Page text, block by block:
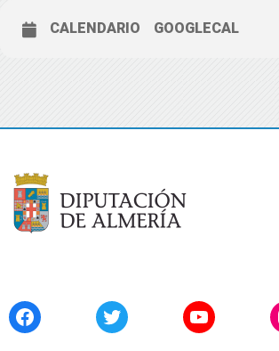
CALENDARIO GOOGLECAL
FacebookTwitter YouTube